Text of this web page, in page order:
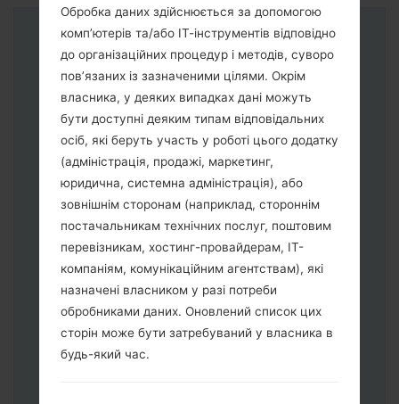
Інструкції
Завантажте на свій ПК:Odin 3.
Далі завантажте та розпакуйте файл
Обробка даних здійснюється за допомогою
комп’ютерів та/або ІТ-інструментів відповідно
до організаційних процедур і методів, суворо
пов’язаних із зазначеними цілями. Окрім
власника, у деяких випадках дані можуть
бути доступні деяким типам відповідальних
осіб, які беруть участь у роботі цього додатку
(адміністрація, продажі, маркетинг,
юридична, системна адміністрація), або
зовнішнім сторонам (наприклад, стороннім
постачальникам технічних послуг, поштовим
перевізникам, хостинг-провайдерам, ІТ-
компаніям, комунікаційним агентствам), які
назначені власником у разі потреби
обробниками даних. Оновлений список цих
сторін може бути затребуваний у власника в
будь-який час.